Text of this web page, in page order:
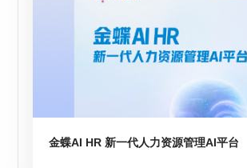
金蝶AI HR 新一代人力资源管理AI平台